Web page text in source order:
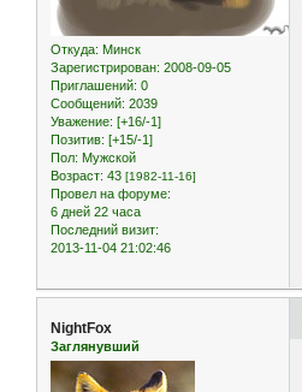
Откуда: Минск
Зарегистрирован: 2008-09-05
Приглашений: 0
Сообщений: 2039
Уважение: [+16/-1]
Позитив: [+15/-1]
Пол: Мужской
Возраст: 43 [1982-11-16]
Провел на форуме:
6 дней 22 часа
Последний визит:
2013-11-04 21:02:46
NightFox
Заглянувший